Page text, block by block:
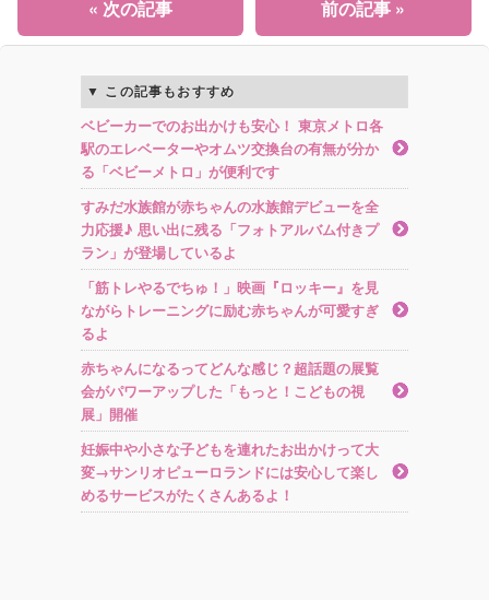
前の記事 »
« 次の記事
この記事もおすすめ
ベビーカーでのお出かけも安心！ 東京メトロ各
駅のエレベーターやオムツ交換台の有無が分か
る「ベビーメトロ」が便利です
すみだ水族館が赤ちゃんの水族館デビューを全
力応援♪ 思い出に残る「フォトアルバム付きプ
ラン」が登場しているよ
「筋トレやるでちゅ！」映画『ロッキー』を見
ながらトレーニングに励む赤ちゃんが可愛すぎ
るよ
赤ちゃんになるってどんな感じ？超話題の展覧
会がパワーアップした「もっと！こどもの視
展」開催
妊娠中や小さな子どもを連れたお出かけって大
変→サンリオピューロランドには安心して楽し
めるサービスがたくさんあるよ！